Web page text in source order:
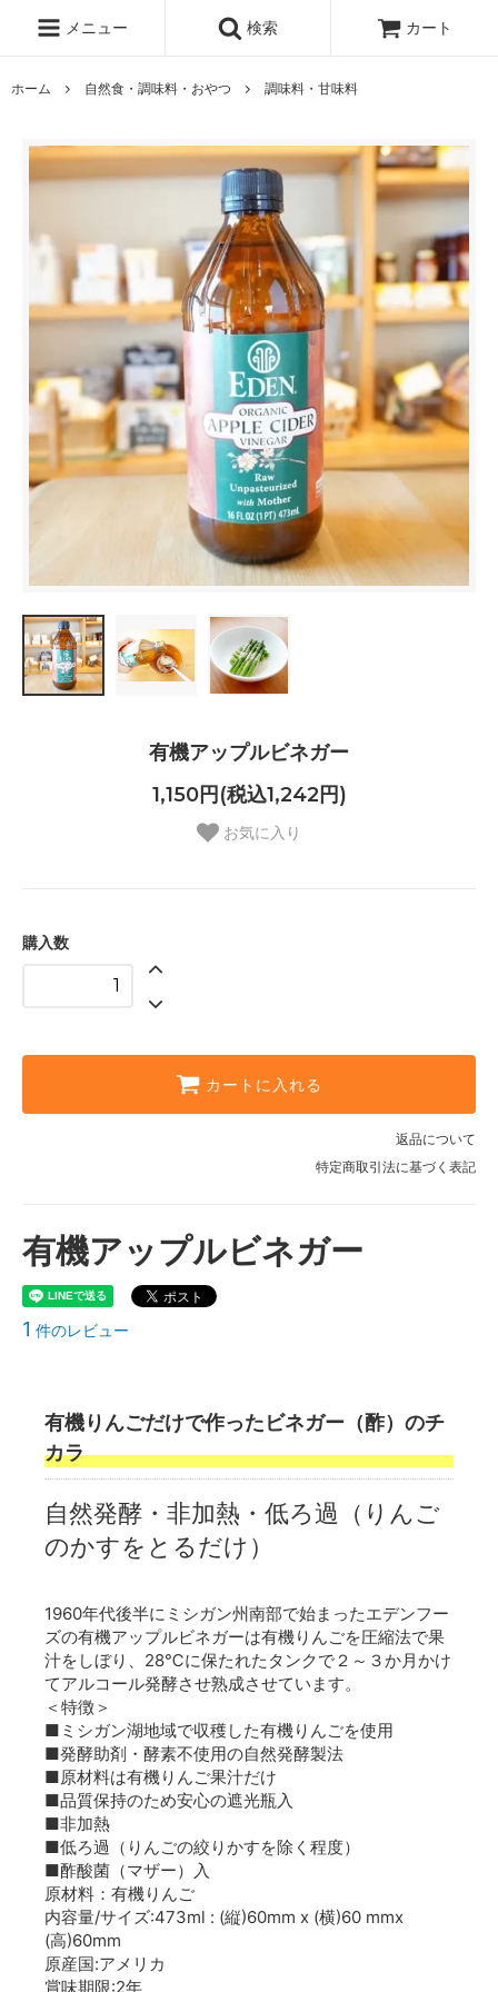
メニュー 検索 カート
ホーム 自然食・調味料・おやつ 調味料・甘味料
有機アップルビネガー
1,150円(税込1,242円)
お気に入り
購入数
カートに入れる
返品について
特定商取引法に基づく表記
有機アップルビネガー
1 件のレビュー
有機りんごだけで作ったビネガー（酢）のチ
カラ
自然発酵・非加熱・低ろ過（りんご
のかすをとるだけ）
1960年代後半にミシガン州南部で始まったエデンフー
ズの有機アップルビネガーは有機りんごを圧縮法で果
汁をしぼり、28℃に保たれたタンクで２～３か月かけ
てアルコール発酵させ熟成させています。
＜特徴＞
■ミシガン湖地域で収穫した有機りんごを使用
■発酵助剤・酵素不使用の自然発酵製法
■原材料は有機りんご果汁だけ
■品質保持のため安心の遮光瓶入
■非加熱
■低ろ過（りんごの絞りかすを除く程度）
■酢酸菌（マザー）入
原材料：有機りんご
内容量/サイズ:473ml : (縦)60mm x (横)60 mmx
(高)60mm
原産国:アメリカ
賞味期限:2年